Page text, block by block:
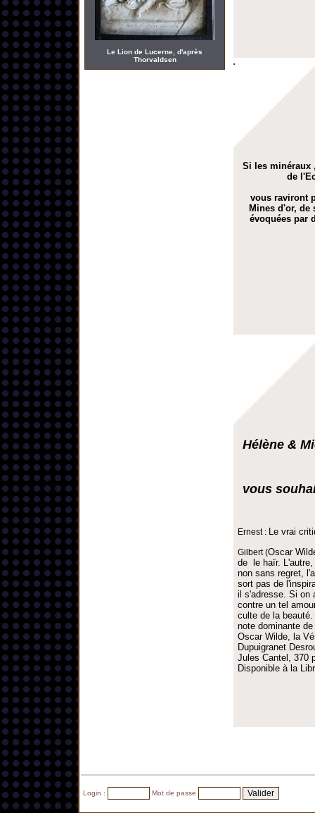
Le Lion de Lucerne, d'après
Thorvaldsen
Si les minéraux
de
vous raviront
Mines d'or, de
évoquées par
Hélène &
vous
Ernest : Le vrai
Gilbert (Oscar
de le haïr. L'autre,
non sans regret,
sort pas de
il s'adresse. Si on
contre un tel
culte de la
note dominante
Oscar Wilde, la
Dupuigranet
Jules Cantel, 370
Disponible à la
Login : Mot de passe